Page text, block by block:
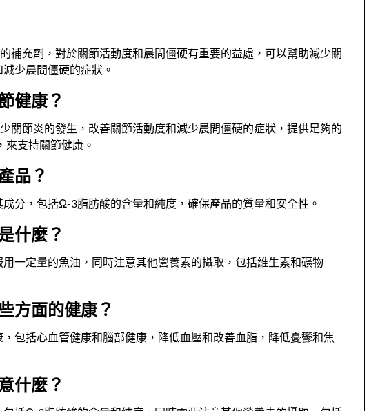
補充劑，對於關節活動度和晨間僵硬有重要的益處，可以幫助減少關
少晨間僵硬的症狀。
健康？
關節炎的發生，改善關節活動度和減少晨間僵硬的症狀，提供足夠的
來支持關節健康。
品？
分，包括Ω-3脂肪酸的含量和純度，確保產品的質量和安全性。
什麼？
一定量的魚油，同時注意其他營養素的攝取，包括維生素和礦物
方面的健康？
包括心血管健康和腦部健康，降低血壓和改善血脂，降低憂鬱和焦
什麼？